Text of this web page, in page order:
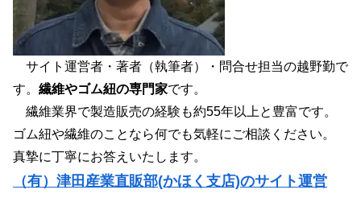
サイト運営者・著者（執筆者）・問合せ担当の越野勤で
す。 繊維やゴム紐の専門家です。
繊維業界で製造販売の経験も約55年以上と豊富です。
ゴム紐や繊維のことなら何でも気軽にご相談ください。
真摯に丁寧にお答えいたします。
（有）津田産業直販部(かほく支店)のサイト運営